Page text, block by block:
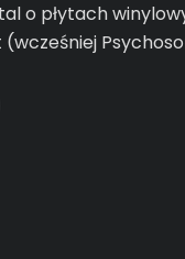
o płytach
(wcześniej